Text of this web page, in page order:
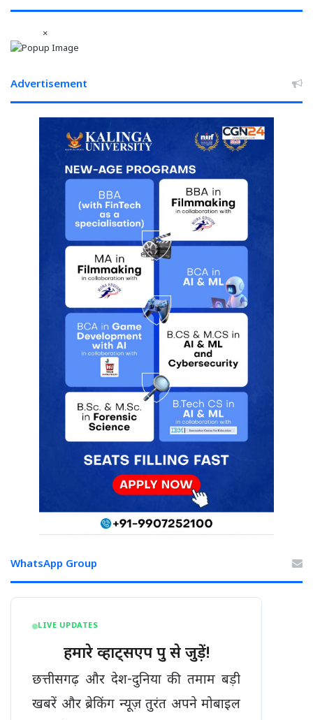
पारा
पार
×
Advertisement
WhatsApp Group
LIVE UPDATES
हमारे व्हाट्सएप ग्रुप से जुड़ें!
छत्तीसगढ़ और देश-दुनिया की तमाम बड़ी
खबरें और ब्रेकिंग न्यूज़ तुरंत अपने मोबाइल